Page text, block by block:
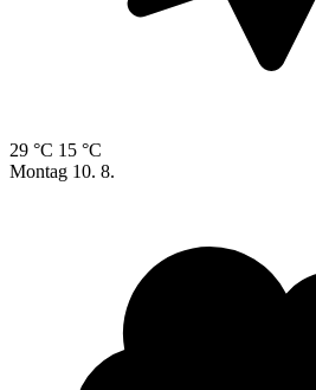
29 °C 15 °C
Montag 10. 8.